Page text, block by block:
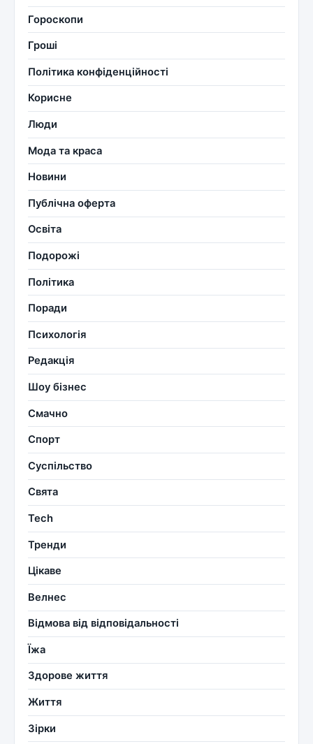
Гороскопи
Гроші
Політика конфіденційності
Корисне
Люди
Мода та краса
Новини
Публічна оферта
Освіта
Подорожі
Політика
Поради
Психологія
Редакція
Шоу бізнес
Смачно
Спорт
Суспільство
Свята
Tech
Тренди
Цікаве
Велнес
Відмова від відповідальності
Їжа
Здорове життя
Життя
Зірки